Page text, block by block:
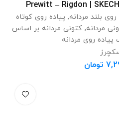
گزینه ها
روی بلند مردانه, پیاده روی کوتاه
مردانه, کتونی مردانه بر اساس
روی مردانه
تومان